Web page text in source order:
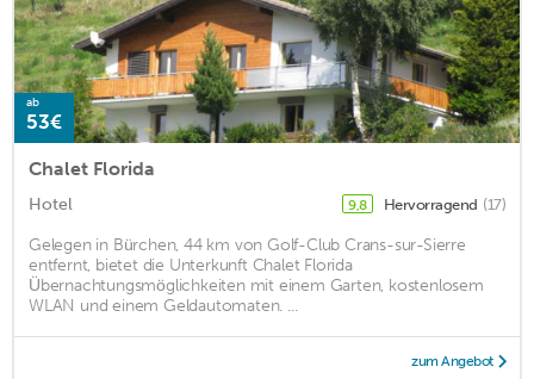
ab
53€
Chalet Florida
Hotel 9,8 Hervorragend (17)
Gelegen in Bürchen, 44 km von Golf-Club Crans-sur-Sierre
entfernt, bietet die Unterkunft Chalet Florida
Übernachtungsmöglichkeiten mit einem Garten, kostenlosem
WLAN und einem Geldautomaten. ...
zum Angebot